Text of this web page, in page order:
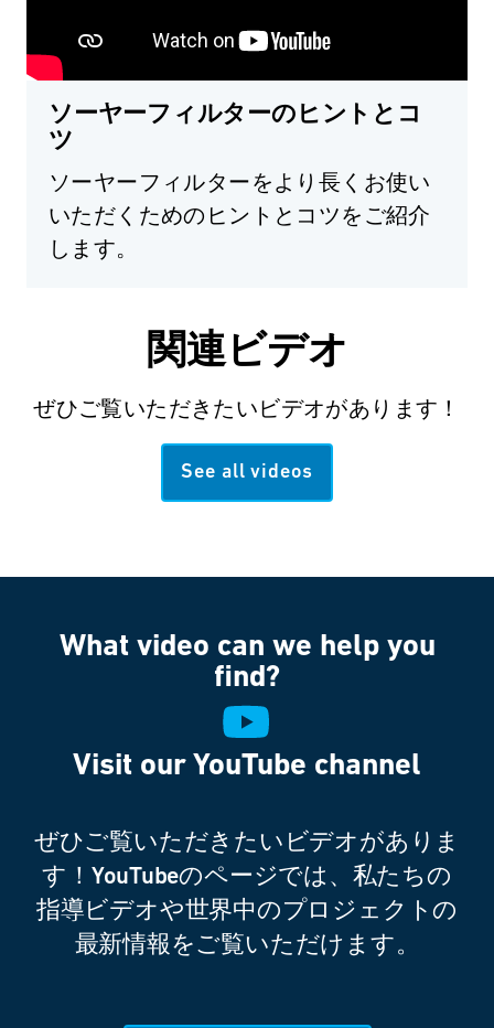
ソーヤーフィルターのヒントとコ
ツ
ソーヤーフィルターをより長くお使い
いただくためのヒントとコツをご紹介
します。
関連ビデオ
ぜひご覧いただきたいビデオがあります！
See all videos
What video can we help you
find?
Visit our YouTube channel
ぜひご覧いただきたいビデオがありま
す！YouTubeのページでは、私たちの
指導ビデオや世界中のプロジェクトの
最新情報をご覧いただけます。